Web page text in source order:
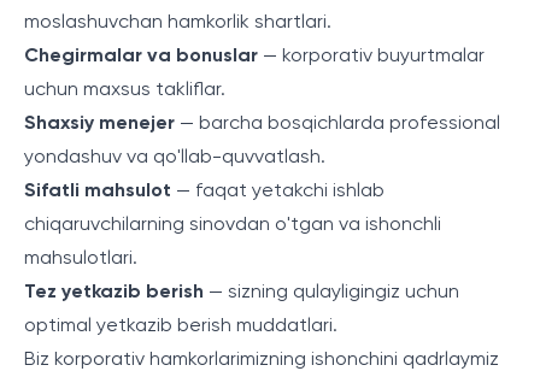
moslashuvchan hamkorlik shartlari.
Chegirmalar va bonuslar — korporativ buyurtmalar
uchun maxsus takliflar.
Shaxsiy menejer — barcha bosqichlarda professional
yondashuv va qo'llab-quvvatlash.
Sifatli mahsulot — faqat yetakchi ishlab
chiqaruvchilarning sinovdan o'tgan va ishonchli
mahsulotlari.
Tez yetkazib berish — sizning qulayligingiz uchun
optimal yetkazib berish muddatlari.
Biz korporativ hamkorlarimizning ishonchini qadrlaymiz